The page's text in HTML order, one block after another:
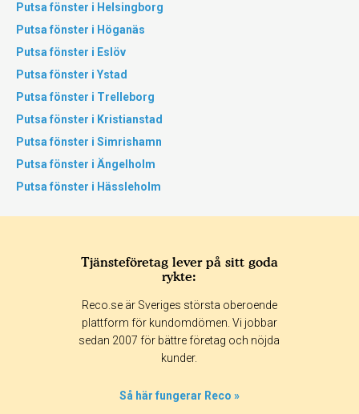
Putsa fönster i Helsingborg
Putsa fönster i Höganäs
Putsa fönster i Eslöv
Putsa fönster i Ystad
Putsa fönster i Trelleborg
Putsa fönster i Kristianstad
Putsa fönster i Simrishamn
Putsa fönster i Ängelholm
Putsa fönster i Hässleholm
Tjänsteföretag lever på sitt goda
rykte:
Reco.se är Sveriges största oberoende
plattform för kundomdömen. Vi jobbar
sedan 2007 för bättre företag och nöjda
kunder.
Så här fungerar Reco »